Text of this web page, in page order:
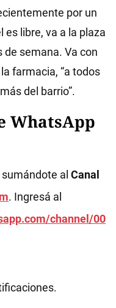
por un
es libre, va a la plaza
de semana. Va con
farmacia, “a todos
del barrio”.
WhatsApp
al Canal
. Ingresá al
channel/00